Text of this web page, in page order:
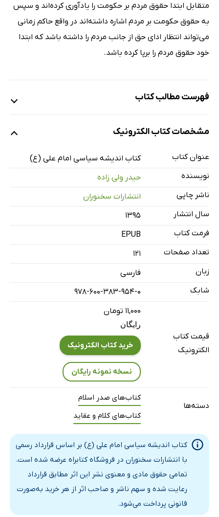
متقابل ابتدا حقوق مردم بر حکومت را یادآوری کرده‌اند و سپس
به حقوق حکومت بر مردم اشاره داشته‌اند در واقع حاکم زمانی
می‌تواند انتظار ادای حق از جانب مردم را داشته باشد که ابتدا
خود حقوق مردم را برپا کرده باشد.
فهرست مطالب کتاب
فصل اول: سیاست و حکومت
مقدمه
انواع حکومت
تفکیک قوا
فصل دوم: حقوق متقابل حاکم و مردم
مقدمه
آزادی‌
انتخاب‌ حکومت‌ و حاکم‌
قانون‌گرایی‌
عدالت‌
رفتار انسانی‌ با مردم‌
حقوق حاکم نسبت ‌به مردم
وفادارى به حاکم اسلامى
خیرخواهى نسبت به حاکم اسلامى
اطاعت از حاکم اسلامى
بعد روحی
مشخصات کتاب الکترونیک
عنوان کتاب
کتاب اندیشه سیاسی امام علی (ع)
نویسنده
حیدر ولی زاده
ناشر چاپی
انتشارات سخنوران
سال انتشار
۱۳۹۵
فرمت کتاب
EPUB
تعداد صفحات
121
زبان
فارسی
شابک
978-600-383-954-0
قیمت کتاب
الکترونیک
۱۱,۰۰۰ تومان
رایگان
خرید کتاب الکترونیک
نسخه نمونه رایگان
دسته‌ها
کتاب‌های صدر اسلام
کتاب‌های کلام و عقاید
کتاب اندیشه سیاسی امام علی (ع) بر اساس قرارداد رسمی
با انتشارات سخنوران در فروشگاه کتابراه عرضه شده است.
تمامی حقوق مادی و معنوی نشر این اثر مطابق قرارداد
رعایت شده و سهم ناشر و صاحب اثر از هر خرید به‌صورت
قانونی پرداخت می‌شود.